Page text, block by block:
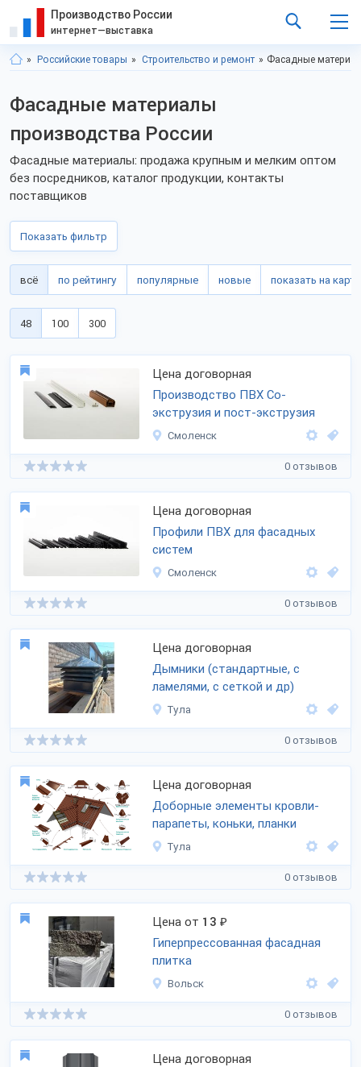
Производство России
интернет—выставка
Российские товары Строительство и ремонт Фасадные
Фасадные материалы
производства России
Фасадные материалы: продажа крупным и мелким оптом
без посредников, каталог продукции, контакты
поставщиков
Показать фильтр
всё по рейтингу популярные новые показать на карте
48 100 300
Цена договорная
Производство ПВХ Со-
экструзия и пост-экструзия
Смоленск
0 отзывов
Цена договорная
Профили ПВХ для фасадных
систем
Смоленск
0 отзывов
Цена договорная
Дымники (стандартные, с
ламелями, с сеткой и др)
Тула
0 отзывов
Цена договорная
Доборные элементы кровли-
парапеты, коньки, планки
Тула
0 отзывов
Цена от 13 ₽
Гиперпрессованная фасадная
плитка
Вольск
0 отзывов
Цена договорная